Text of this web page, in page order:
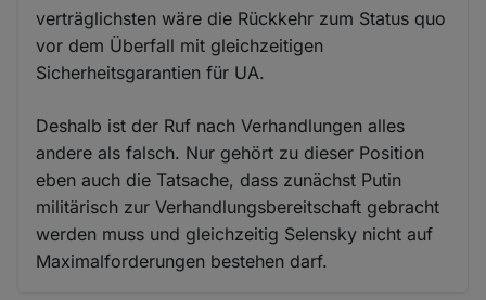
verträglichsten wäre die Rückkehr zum Status quo
vor dem Überfall mit gleichzeitigen
Sicherheitsgarantien für UA.
Deshalb ist der Ruf nach Verhandlungen alles
andere als falsch. Nur gehört zu dieser Position
eben auch die Tatsache, dass zunächst Putin
militärisch zur Verhandlungsbereitschaft gebracht
werden muss und gleichzeitig Selensky nicht auf
Maximalforderungen bestehen darf.